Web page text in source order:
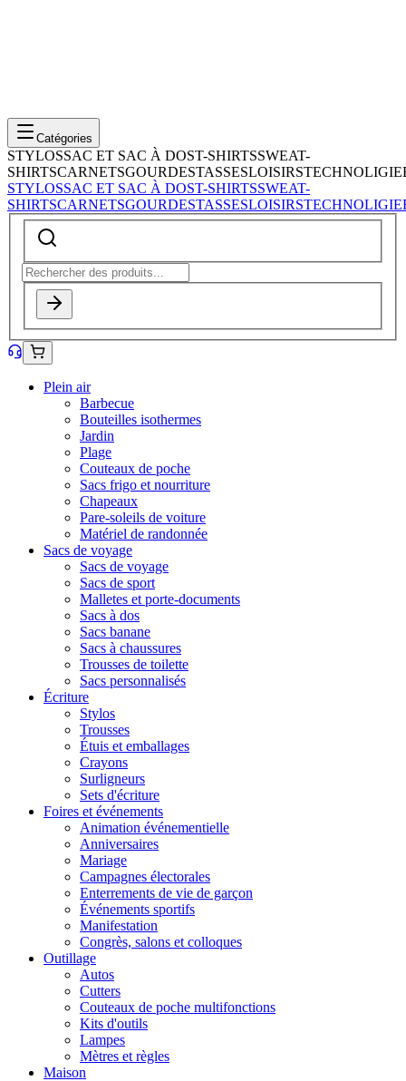
Catégories
STYLOSSAC ET SAC À DOST-SHIRTSSWEAT-
SHIRTSCARNETSGOURDESTASSESLOISIRSTECHNOLIGIE
STYLOSSAC ET SAC À DOST-SHIRTSSWEAT-
SHIRTSCARNETSGOURDESTASSESLOISIRSTECHNOLIGIE
Plein air
Barbecue
Bouteilles isothermes
Jardin
Plage
Couteaux de poche
Sacs frigo et nourriture
Chapeaux
Pare-soleils de voiture
Matériel de randonnée
Sacs de voyage
Sacs de voyage
Sacs de sport
Malletes et porte-documents
Sacs à dos
Sacs banane
Sacs à chaussures
Trousses de toilette
Sacs personnalisés
Écriture
Stylos
Trousses
Étuis et emballages
Crayons
Surligneurs
Sets d'écriture
Foires et événements
Animation événementielle
Anniversaires
Mariage
Campagnes électorales
Enterrements de vie de garçon
Événements sportifs
Manifestation
Congrès, salons et colloques
Outillage
Autos
Cutters
Couteaux de poche multifonctions
Kits d'outils
Lampes
Mètres et règles
Maison